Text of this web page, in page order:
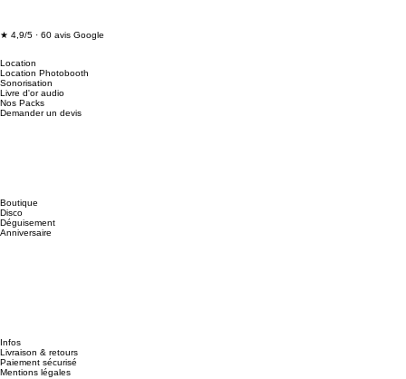
★ 4,9/5 · 60 avis Google
Boutique
Disco
Déguisement
Anniversaire
Location
Location Photobooth
Sonorisation
Livre d'or audio
Nos Packs
Demander un devis
Infos
Livraison & retours
Paiement sécurisé
Mentions légales